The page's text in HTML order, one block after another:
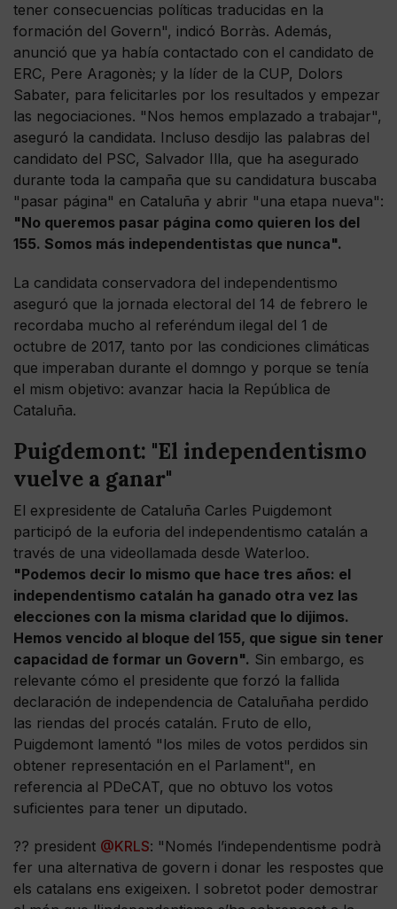
tener consecuencias políticas traducidas en la
formación del Govern", indicó Borràs. Además,
anunció que ya había contactado con el candidato de
ERC, Pere Aragonès; y la líder de la CUP, Dolors
Sabater, para felicitarles por los resultados y empezar
las negociaciones. "Nos hemos emplazado a trabajar",
aseguró la candidata. Incluso desdijo las palabras del
candidato del PSC, Salvador Illa, que ha asegurado
durante toda la campaña que su candidatura buscaba
"pasar página" en Cataluña y abrir "una etapa nueva":
"No queremos pasar página como quieren los del
155. Somos más independentistas que nunca".
La candidata conservadora del independentismo
aseguró que la jornada electoral del 14 de febrero le
recordaba mucho al referéndum ilegal del 1 de
octubre de 2017, tanto por las condiciones climáticas
que imperaban durante el domngo y porque se tenía
el mism objetivo: avanzar hacia la República de
Cataluña.
Puigdemont: "El independentismo
vuelve a ganar"
El expresidente de Cataluña Carles Puigdemont
participó de la euforia del independentismo catalán a
través de una videollamada desde Waterloo.
"Podemos decir lo mismo que hace tres años: el
independentismo catalán ha ganado otra vez las
elecciones con la misma claridad que lo dijimos.
Hemos vencido al bloque del 155, que sigue sin tener
capacidad de formar un Govern". Sin embargo, es
relevante cómo el presidente que forzó la fallida
declaración de independencia de Cataluñaha perdido
las riendas del procés catalán. Fruto de ello,
Puigdemont lamentó "los miles de votos perdidos sin
obtener representación en el Parlament", en
referencia al PDeCAT, que no obtuvo los votos
suficientes para tener un diputado.
?? president @KRLS: "Només l’independentisme podrà
fer una alternativa de govern i donar les respostes que
els catalans ens exigeixen. I sobretot poder demostrar